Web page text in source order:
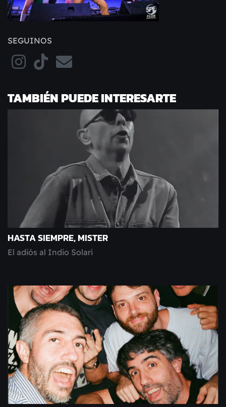
SEGUINOS
TAMBIÉN PUEDE INTERESARTE
HASTA SIEMPRE, MISTER
El adiós al Indio Solari